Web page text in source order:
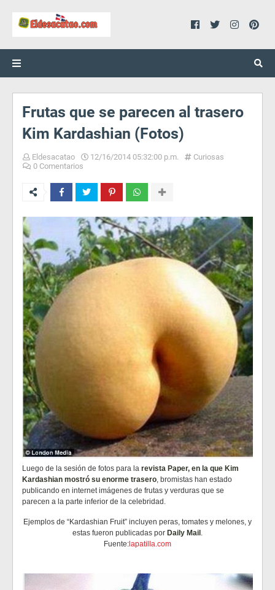
Frutas que se parecen al trasero
Kim Kardashian (Fotos)
Eldesacatao 12/16/2014 05:32:00 p.m.
Curiosas
0 Comentarios
Luego de la sesión de fotos para la revista Paper, en la que Kim
Kardashian mostró su enorme trasero , bromistas han estado
publicando en internet imágenes de frutas y verduras que se
parecen a la parte inferior de la celebridad.
Ejemplos de “Kardashian Fruit” incluyen peras, tomates y melones, y
estas fueron publicadas por Daily Mail
Fuente:lapatilla.com